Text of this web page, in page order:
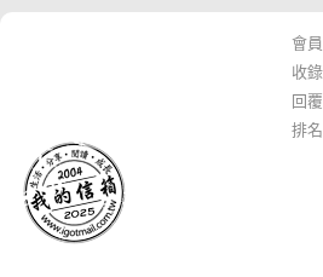
會員
收錄
回覆
排名